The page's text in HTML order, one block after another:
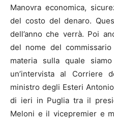
Manovra economica,
del costo del denaro.
dell’anno che verrà. Poi
del nome del
materia sulla quale
un’intervista al Corriere
ministro degli Esteri
di ieri in Puglia tra il
Meloni e il vicepremier e